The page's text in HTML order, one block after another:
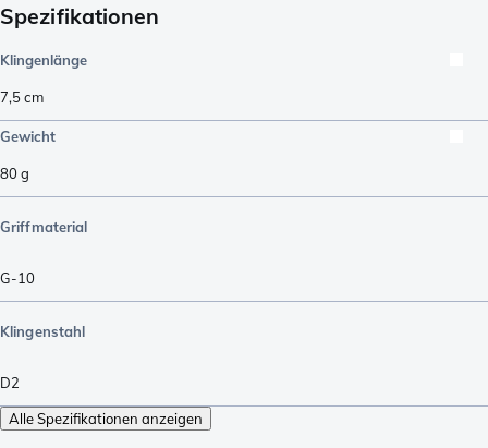
Spezifikationen
Klingenlänge
7,5cm
Gewicht
80g
Griffmaterial
G-10
Klingenstahl
D2
Alle Spezifikationen anzeigen